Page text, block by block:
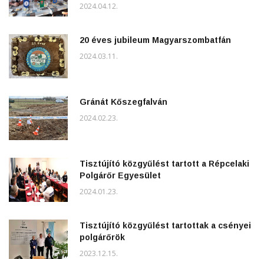
2024.04.12.
20 éves jubileum Magyarszombatfán
2024.03.11.
Gránát Kőszegfalván
2024.02.23.
Tisztújító közgyűlést tartott a Répcelaki
Polgárőr Egyesület
2024.01.23.
Tisztújító közgyűlést tartottak a csényei
polgárőrök
2023.12.15.